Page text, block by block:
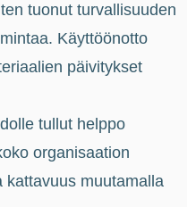
tuonut turvallisuuden
Käyttöönotto
päivitykset
​tullut helppo
organisaation
kattavuus muutamalla